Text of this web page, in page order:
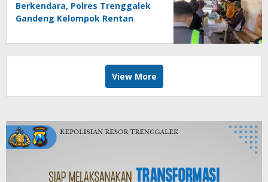
Berkendara, Polres Trenggalek
Gandeng Kelompok Rentan
View More